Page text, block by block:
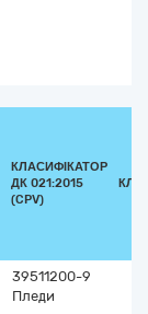
КЛАСИФІКАТОР
ДК 021:2015
(CPV)
39511200-9
Пледи